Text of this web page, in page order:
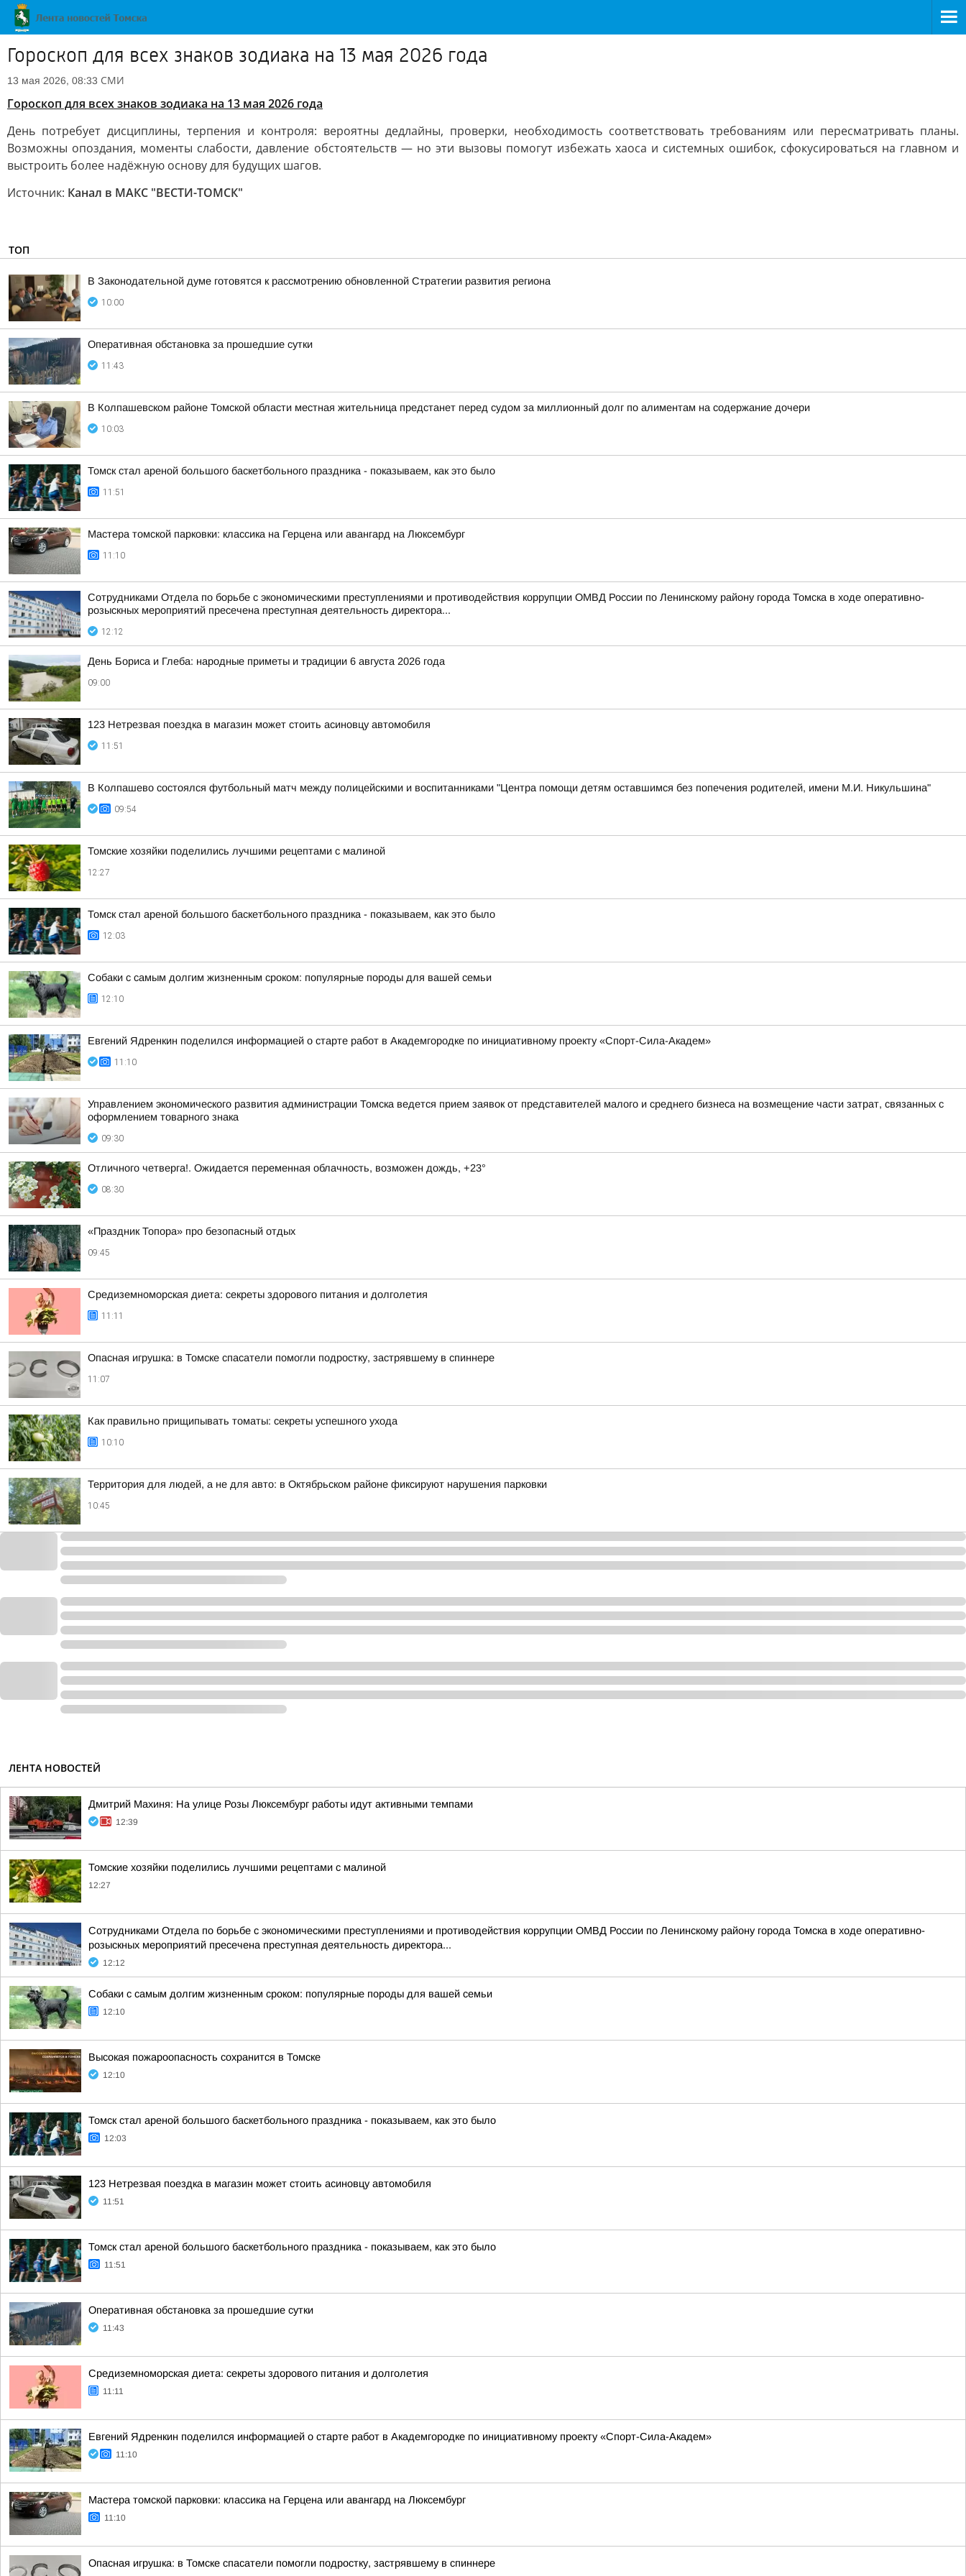
Гороскоп для всех знаков зодиака на 13 мая 2026 года
13 мая 2026, 08:33 СМИ
Гороскоп для всех знаков зодиака на 13 мая 2026 года
День потребует дисциплины, терпения и контроля: вероятны дедлайны, проверки, необходимость соответствовать требованиям или пересматривать планы.
Возможны опоздания, моменты слабости, давление обстоятельств — но эти вызовы помогут избежать хаоса и системных ошибок, сфокусироваться на главном и
выстроить более надёжную основу для будущих шагов.
Источник: Канал в МАКС "ВЕСТИ-ТОМСК"
ТОП
В Законодательной думе готовятся к рассмотрению обновленной Стратегии развития региона
10:00
Оперативная обстановка за прошедшие сутки
11:43
В Колпашевском районе Томской области местная жительница предстанет перед судом за миллионный долг по алиментам на содержание дочери
10:03
Томск стал ареной большого баскетбольного праздника - показываем, как это было
11:51
Мастера томской парковки: классика на Герцена или авангард на Люксембург
11:10
Сотрудниками Отдела по борьбе с экономическими преступлениями и противодействия коррупции ОМВД России по Ленинскому району города Томска в ходе оперативно-
розыскных мероприятий пресечена преступная деятельность директора...
12:12
День Бориса и Глеба: народные приметы и традиции 6 августа 2026 года
09:00
123 Нетрезвая поездка в магазин может стоить асиновцу автомобиля
11:51
В Колпашево состоялся футбольный матч между полицейскими и воспитанниками "Центра помощи детям оставшимся без попечения родителей, имени М.И. Никульшина"
09:54
Томские хозяйки поделились лучшими рецептами с малиной
12:27
Томск стал ареной большого баскетбольного праздника - показываем, как это было
12:03
Собаки с самым долгим жизненным сроком: популярные породы для вашей семьи
12:10
Евгений Ядренкин поделился информацией о старте работ в Академгородке по инициативному проекту «Спорт-Сила-Академ»
11:10
Управлением экономического развития администрации Томска ведется прием заявок от представителей малого и среднего бизнеса на возмещение части затрат, связанных с
оформлением товарного знака
09:30
Отличного четверга!. Ожидается переменная облачность, возможен дождь, +23°
08:30
«Праздник Топора» про безопасный отдых
09:45
Средиземноморская диета: секреты здорового питания и долголетия
11:11
Опасная игрушка: в Томске спасатели помогли подростку, застрявшему в спиннере
11:07
Как правильно прищипывать томаты: секреты успешного ухода
10:10
Территория для людей, а не для авто: в Октябрьском районе фиксируют нарушения парковки
10:45
ЛЕНТА НОВОСТЕЙ
Дмитрий Махиня: На улице Розы Люксембург работы идут активными темпами
12:39
Томские хозяйки поделились лучшими рецептами с малиной
12:27
Сотрудниками Отдела по борьбе с экономическими преступлениями и противодействия коррупции ОМВД России по Ленинскому району города Томска в ходе оперативно-
розыскных мероприятий пресечена преступная деятельность директора...
12:12
Собаки с самым долгим жизненным сроком: популярные породы для вашей семьи
12:10
Высокая пожароопасность сохранится в Томске
12:10
Томск стал ареной большого баскетбольного праздника - показываем, как это было
12:03
123 Нетрезвая поездка в магазин может стоить асиновцу автомобиля
11:51
Томск стал ареной большого баскетбольного праздника - показываем, как это было
11:51
Оперативная обстановка за прошедшие сутки
11:43
Средиземноморская диета: секреты здорового питания и долголетия
11:11
Евгений Ядренкин поделился информацией о старте работ в Академгородке по инициативному проекту «Спорт-Сила-Академ»
11:10
Мастера томской парковки: классика на Герцена или авангард на Люксембург
11:10
Опасная игрушка: в Томске спасатели помогли подростку, застрявшему в спиннере